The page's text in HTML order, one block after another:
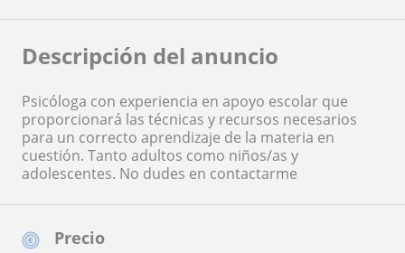
Precio
Descripción del anuncio
Psicóloga con experiencia en apoyo escolar que
proporcionará las técnicas y recursos necesarios
para un correcto aprendizaje de la materia en
cuestión. Tanto adultos como niños/as y
adolescentes. No dudes en contactarme